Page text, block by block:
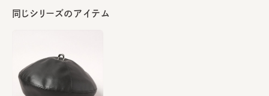
同じシリーズのアイテム